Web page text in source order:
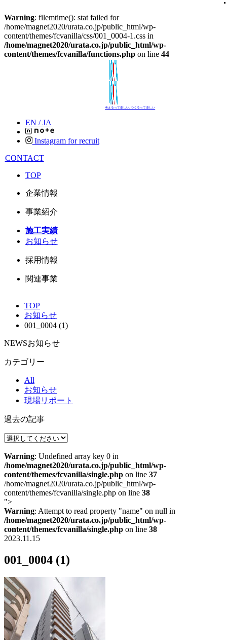
Warning: filemtime(): stat failed for
/home/magnet2020/urata.co.jp/public_html/wp-
content/themes/fcvanilla/css/001_0004-1.css in
/home/magnet2020/urata.co.jp/public_html/wp-
content/themes/fcvanilla/functions.php on line 44
考えるって楽しい､つくるって楽しい
EN /JA
Instagram for recruit
CONTACT
TOP
企業情報
事業紹介
施工実績
お知らせ
採用情報
関連事業
TOP
お知らせ
001_0004 (1)
NEWSお知らせ
カテゴリー
All
お知らせ
現場リポート
過去の記事
Warning: Undefined array key 0 in
/home/magnet2020/urata.co.jp/public_html/wp-
content/themes/fcvanilla/single.php on line 37
/home/magnet2020/urata.co.jp/public_html/wp-
content/themes/fcvanilla/single.php on line 38
">
Warning: Attempt to read property "name" on null in
/home/magnet2020/urata.co.jp/public_html/wp-
content/themes/fcvanilla/single.php on line 38
2023.11.15
001_0004 (1)